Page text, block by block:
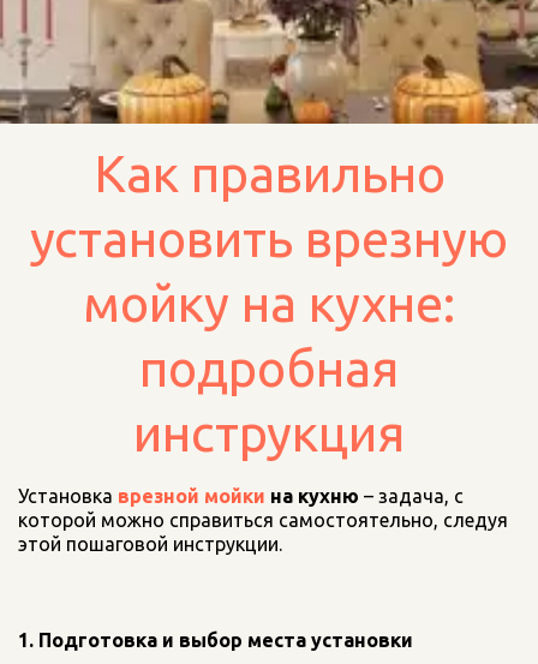
Как правильно
установить врезную
мойку на кухне:
подробная
инструкция
Установка врезной мойки на кухню – задача, с
которой можно справиться самостоятельно, следуя
этой пошаговой инструкции.
1. Подготовка и выбор места установки